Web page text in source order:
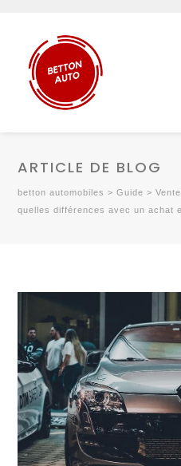
ARTICLE DE BLOG
betton automobiles >Guide >
quelles différences avec un achat